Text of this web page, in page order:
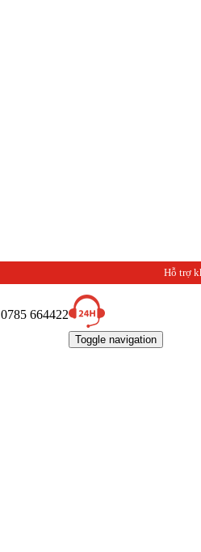
Hỗ trợ
0785 664422
Toggle navigation